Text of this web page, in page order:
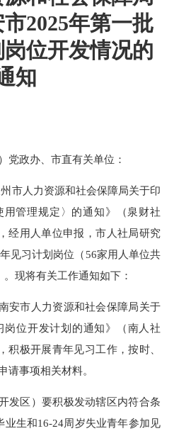
2025年第一批
位开发情况的
知
党政办、市直有关单位：
人力资源和社会保障局关于印
管理规定〉的通知》（泉财社
经用人单位申报，市人社局研究
见习计划岗位（56家用人单位共
现将有关工作通知如下：
市人力资源和社会保障局关于
岗位开发计划的通知》（南人社
积极开展青年见习工作，按时、
请事项相关材料。
区）要积极发动辖区内符合条
生和16-24周岁失业青年参加见